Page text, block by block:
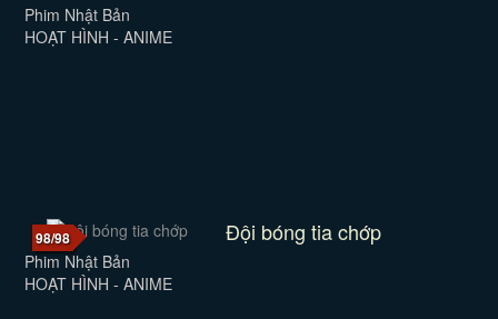
Phim Nhật Bản
HOẠT HÌNH - ANIME
98/98 Đội bóng tia chớp
Phim Nhật Bản
HOẠT HÌNH - ANIME